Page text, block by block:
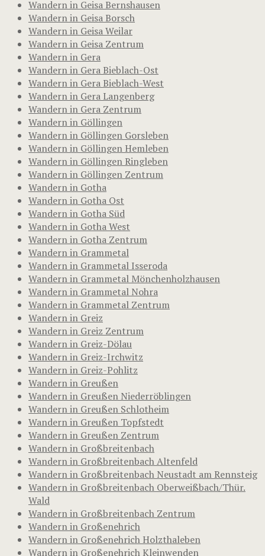
Wandern in Geisa Bernshausen
Wandern in Geisa Borsch
Wandern in Geisa Weilar
Wandern in Geisa Zentrum
Wandern in Gera
Wandern in Gera Bieblach-Ost
Wandern in Gera Bieblach-West
Wandern in Gera Langenberg
Wandern in Gera Zentrum
Wandern in Göllingen
Wandern in Göllingen Gorsleben
Wandern in Göllingen Hemleben
Wandern in Göllingen Ringleben
Wandern in Göllingen Zentrum
Wandern in Gotha
Wandern in Gotha Ost
Wandern in Gotha Süd
Wandern in Gotha West
Wandern in Gotha Zentrum
Wandern in Grammetal
Wandern in Grammetal Isseroda
Wandern in Grammetal Mönchenholzhausen
Wandern in Grammetal Nohra
Wandern in Grammetal Zentrum
Wandern in Greiz
Wandern in Greiz Zentrum
Wandern in Greiz-Dölau
Wandern in Greiz-Irchwitz
Wandern in Greiz-Pohlitz
Wandern in Greußen
Wandern in Greußen Niederröblingen
Wandern in Greußen Schlotheim
Wandern in Greußen Topfstedt
Wandern in Greußen Zentrum
Wandern in Großbreitenbach
Wandern in Großbreitenbach Altenfeld
Wandern in Großbreitenbach Neustadt am Rennsteig
Wandern in Großbreitenbach Oberweißbach/Thür.
Wald
Wandern in Großbreitenbach Zentrum
Wandern in Großenehrich
Wandern in Großenehrich Holzthaleben
Wandern in Großenehrich Kleinwenden